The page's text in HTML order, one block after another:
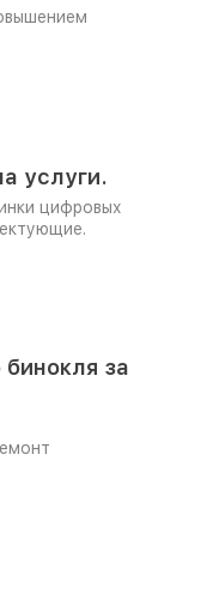
услуги.
цифровых
за